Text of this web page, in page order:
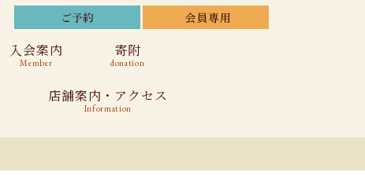
入会案内
Member
寄附
donation
店舗案内・アクセス
Information